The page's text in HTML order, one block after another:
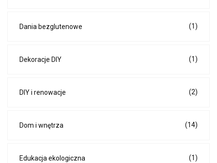
Dania bezglutenowe (1)
Dekoracje DIY (1)
DIY i renowacje (2)
Dom i wnętrza (14)
Edukacja ekologiczna (1)